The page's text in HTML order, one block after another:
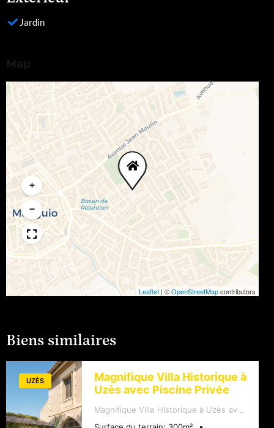
Jardin
+
−
Leaflet | ©OpenStreetMapcontributors
Biens similaires
UZÈS
Magnifique Villa Historique à
Uzès avec Piscine Privée
Magnifique Villa Historique à Uzès avec